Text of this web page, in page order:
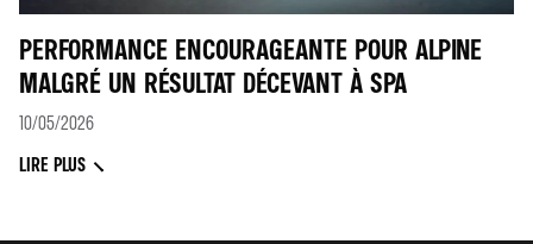
PERFORMANCE ENCOURAGEANTE POUR ALPINE
MALGRÉ UN RÉSULTAT DÉCEVANT À SPA
10/05/2026
LIRE PLUS